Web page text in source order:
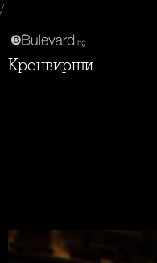
/
Кренвирши